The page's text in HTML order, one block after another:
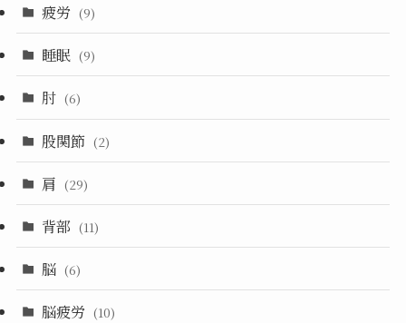
疲労 (9)
睡眠 (9)
肘 (6)
股関節 (2)
肩 (29)
背部 (11)
脳 (6)
脳疲労 (10)